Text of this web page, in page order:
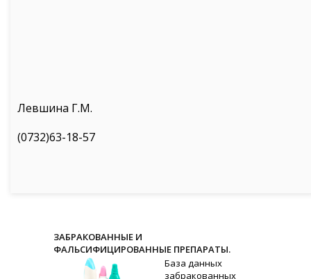
Левшина Г.М.
(0732)63-18-57
ЗАБРАКОВАННЫЕ И
ФАЛЬСИФИЦИРОВАННЫЕ ПРЕПАРАТЫ.
База данных
забракованных